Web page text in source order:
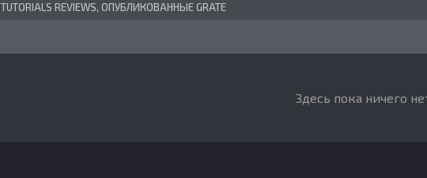
TUTORIALS REVIEWS, ОПУБЛИКОВАННЫЕ GRATE
Здесь пока ничего